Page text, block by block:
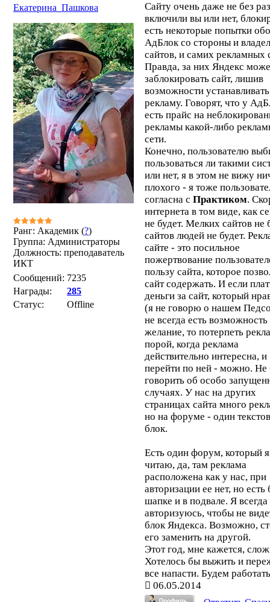
Екатерина_Пашкова
Ранг: Академик (?)
Группа: Администраторы
Должность: преподаватель
ИКТ
Сообщений: 7235
Награды:
285
Статус:
Offline
Сайту очень даже не без
включили вы или нет,
есть некоторые попытки
АдБлок со стороны и
сайтов, и самих рекламных
Правда, за них Яндекс
заблокировать сайт, лишив
возможности устанавливать
рекламу. Говорят, что у
есть прайс на
рекламы какой-либо
сети.
Конечно, пользователю
пользоваться ли такими
или нет, я в этом не вижу
плохого - я тоже
согласна с Практиком.
интернета в том виде, как
не будет. Мелких сайтов не
сайтов людей не будет.
сайте - это посильное
пожертвование
пользу сайта, которое
сайт содержать. И если
деньги за сайт, который
(я не говорю о нашем
не всегда есть возможность
желание, то потерпеть
порой, когда реклама
действительно интересна, и
перейти по ней - можно. Не
говорить об особо
случаях. У нас на других
страницах сайта много
но на форуме - один
блок.
Есть один форум, который
читаю, да, там реклама
расположена как у нас, при
авторизации ее нет, но есть
шапке и в подвале. Я всегда
авторизуюсь, чтобы не
блок Яндекса. Возможно,
его заменить на другой.
Этот год, мне кажется,
Хотелось бы выжить и
все напасти. Будем
06.05.2014